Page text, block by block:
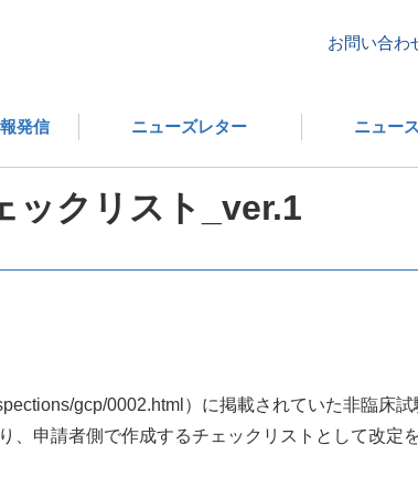
お問い合わ
発信 ニューズレター ニュー
ックリスト_ver.1
gcp/0002.html）に掲載されていた非臨床
申請者側で作成するチェックリストとして改定